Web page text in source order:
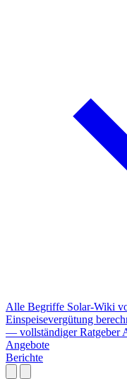
Alle Begriffe Solar-Wiki
Einspeisevergütung
— vollständiger Ratgeber
Angebote
Berichte